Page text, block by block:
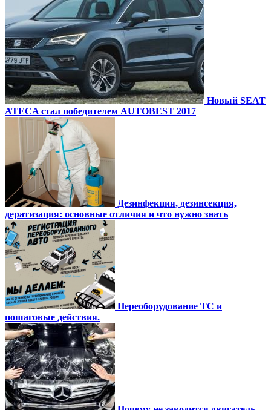
Новый SEAT
ATECA стал победителем AUTOBEST 2017
Дезинфекция, дезинсекция,
дератизация: основные отличия и что нужно знать
Переоборудование ТС и
пошаговые действия.